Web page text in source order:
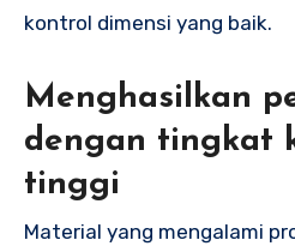
kontrol dimensi yang baik.
Menghasilkan
dengan tingkat
tinggi
Material yang mengalami